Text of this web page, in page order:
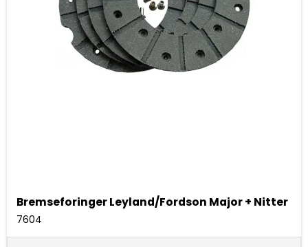
Bremseforinger Leyland/Fordson Major + Nitter
7604